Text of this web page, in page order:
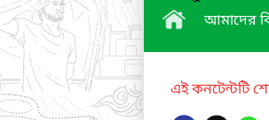
আমাদের
এই কনটেন্টটি